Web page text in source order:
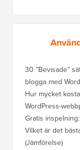
30 ”Bevisade”
blogga med
Hur mycket
WordPress-
Gratis